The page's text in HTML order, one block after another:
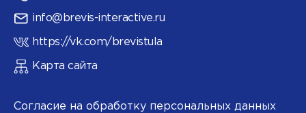
info@brevis-interactive.ru
https://vk.com/brevistula
Карта сайта
Согласие на обработку персональных данных